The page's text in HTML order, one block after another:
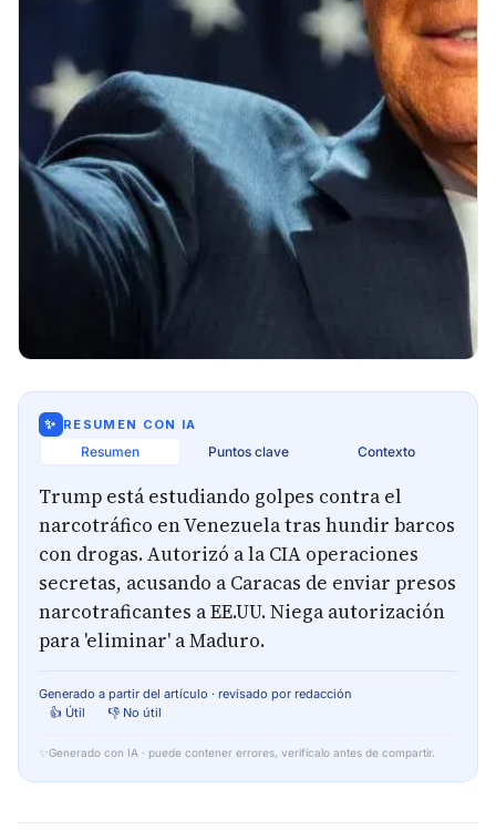
✨ RESUMEN CON IA
Resumen Puntos clave Contexto
Trump está estudiando golpes contra el
narcotráfico en Venezuela tras hundir barcos
con drogas. Autorizó a la CIA operaciones
secretas, acusando a Caracas de enviar presos
narcotraficantes a EE.UU. Niega autorización
para 'eliminar' a Maduro.
Generado a partir del artículo · revisado por redacción
👍 Útil
👎 No útil
✨ Generado con IA · puede contener errores, verifícalo antes de compartir.